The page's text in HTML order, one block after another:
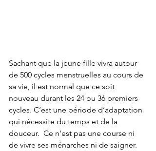
Sachant que la jeune fille vivra autour
de 500 cycles menstruelles au cours de
sa vie, il est normal que ce soit
nouveau durant les 24 ou 36 premiers
cycles. C’est une période d’adaptation
qui nécessite du temps et de la
douceur. Ce n'est pas une course ni
de vivre ses ménarches ni de saigner.